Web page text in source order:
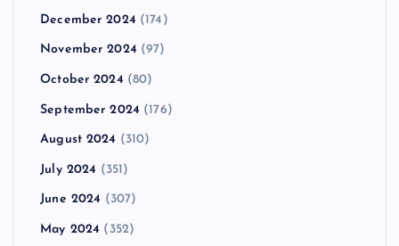
December 2024 (174)
November 2024 (97)
October 2024 (80)
September 2024 (176)
August 2024 (310)
July 2024 (351)
June 2024 (307)
May 2024 (352)